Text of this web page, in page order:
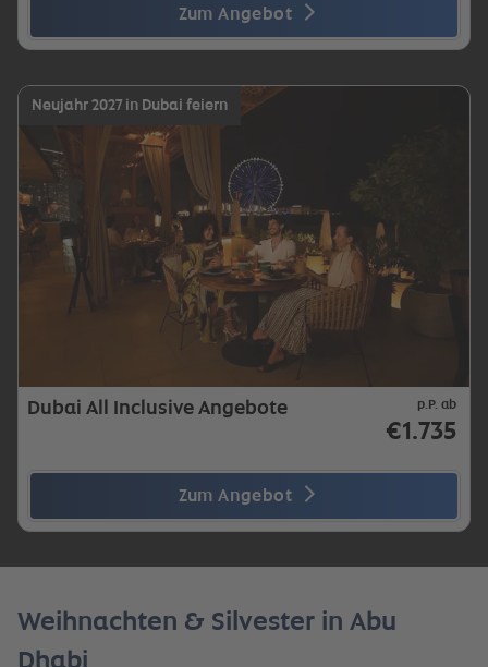
Zum Angebot
Neujahr 2027 in Dubai feiern
Dubai All Inclusive Angebote p.P. ab
€1.735
Zum Angebot
Weihnachten & Silvester in Abu